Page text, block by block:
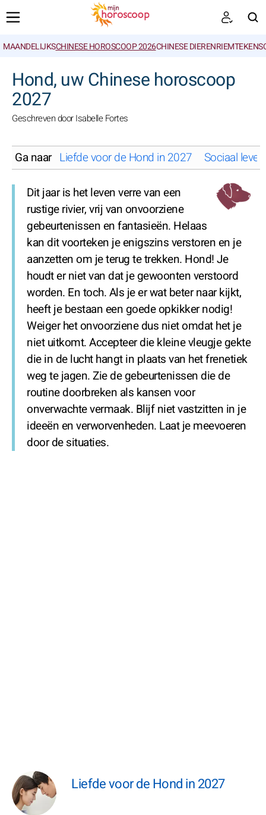
MAANDELIJKSCHINESE HOROSCOOP 2026CHINESE DIERENRIEMTEKENS
Hond, uw Chinese horoscoop
2027
Geschreven door Isabelle Fortes
Ga naar Liefde voor de Hond in 2027 Sociaal
Dit jaar is het leven verre van een
rustige rivier, vrij van onvoorziene
gebeurtenissen en fantasieën. Helaas
kan dit voorteken je enigszins verstoren en je
aanzetten om je terug te trekken. Hond! Je
houdt er niet van dat je gewoonten verstoord
worden. En toch. Als je er wat beter naar kijkt,
heeft je bestaan een goede opkikker nodig!
Weiger het onvoorziene dus niet omdat het je
niet uitkomt. Accepteer die kleine vleugje gekte
die in de lucht hangt in plaats van het frenetiek
weg te jagen. Zie de gebeurtenissen die de
routine doorbreken als kansen voor
onverwachte vermaak. Blijf niet vastzitten in je
ideeën en verworvenheden. Laat je meevoeren
door de situaties.
Liefde voor de Hond in 2027